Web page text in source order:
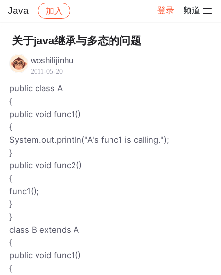
Java 加入 登录 频道
社区 Java 帖子详情
关于java继承与多态的问题
woshilijinhui
2011-05-20
public class A
{
public void func1()
{
System.out.println("A's func1 is calling.");
}
public void func2()
{
func1();
}
}
class B extends A
{
public void func1()
{